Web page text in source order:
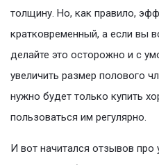
толщину. Но, как правило,
кратковременный, а если вы
делайте это осторожно и с
увеличить размер полового
нужно будет только купить
пользоваться им регулярно.
И вот начитался отзывов про